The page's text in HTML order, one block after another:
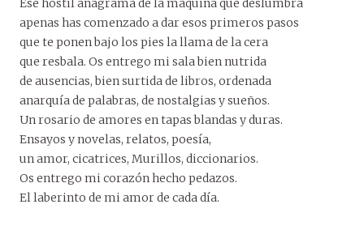
Ese hostil anagrama de la máquina que deslumbra
apenas has comenzado a dar esos primeros pasos
que te ponen bajo los pies la llama de la cera
que resbala. Os entrego mi sala bien nutrida
de ausencias, bien surtida de libros, ordenada
anarquía de palabras, de nostalgias y sueños.
Un rosario de amores en tapas blandas y duras.
Ensayos y novelas, relatos, poesía,
un amor, cicatrices, Murillos, diccionarios.
Os entrego mi corazón hecho pedazos.
El laberinto de mi amor de cada día.